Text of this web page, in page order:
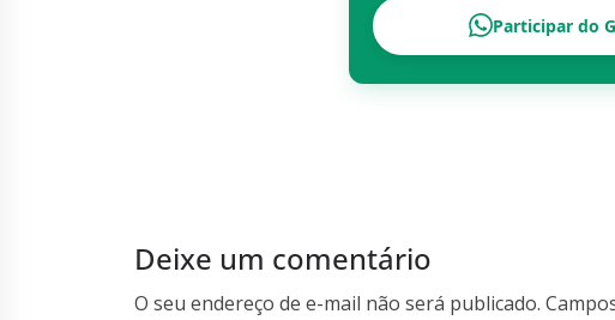
Participar do
Deixe um comentário
O seu endereço de e-mail não será publicado.